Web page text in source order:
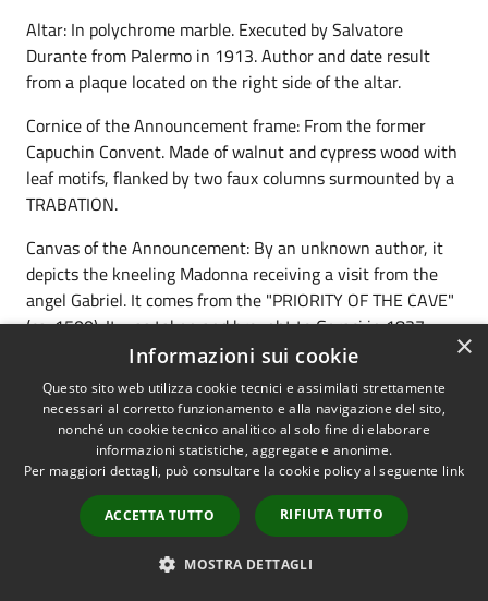
Altar: In polychrome marble. Executed by Salvatore
Durante from Palermo in 1913. Author and date result
from a plaque located on the right side of the altar.
Cornice of the Announcement frame: From the former
Capuchin Convent. Made of walnut and cypress wood with
leaf motifs, flanked by two faux columns surmounted by a
TRABATION.
Canvas of the Announcement: By an unknown author, it
depicts the kneeling Madonna receiving a visit from the
angel Gabriel. It comes from the "PRIORITY OF THE CAVE"
(ca. 1500). It was taken and brought to Geraci in 1837.
Chancel and Sancta Sancotrum
Altar: Carved from a sarcophagus. On the sides note
figures of winged lions with human heads in low relief. In
white stone. 1511.
Layer: In the form of an eagle carved in wood at the base
of which reads: 1768.
Ambone: Carved from parts of balusters formed of three
×
Informazioni sui cookie
Questo sito web utilizza cookie tecnici e assimilati strettamente
necessari al corretto funzionamento e alla navigazione del sito,
nonché un cookie tecnico analitico al solo fine di elaborare
informazioni statistiche, aggregate e anonime.
Per maggiori dettagli, può consultare la cookie policy al seguente link
ACCETTA TUTTO RIFIUTA TUTTO
MOSTRA DETTAGLI